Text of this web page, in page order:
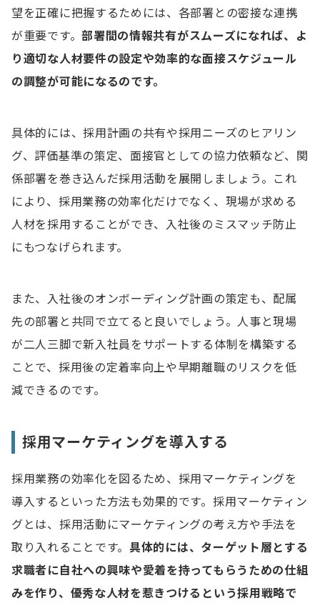
望を正確に把握するためには、各部署との密接な連携
が重要です。部署間の情報共有がスムーズになれば、よ
り適切な人材要件の設定や効率的な面接スケジュール
の調整が可能になるのです。
具体的には、採用計画の共有や採用ニーズのヒアリン
グ、評価基準の策定、面接官としての協力依頼など、関
係部署を巻き込んだ採用活動を展開しましょう。これ
により、採用業務の効率化だけでなく、現場が求める
人材を採用することができ、入社後のミスマッチ防止
にもつなげられます。
また、入社後のオンボーディング計画の策定も、配属
先の部署と共同で立てると良いでしょう。人事と現場
が二人三脚で新入社員をサポートする体制を構築する
ことで、採用後の定着率向上や早期離職のリスクを低
減できるのです。
採用マーケティングを導入する
採用業務の効率化を図るため、採用マーケティングを
導入するといった方法も効果的です。採用マーケティン
グとは、採用活動にマーケティングの考え方や手法を
取り入れることです。 具体的には、ターゲット層とする
求職者に自社への興味や愛着を持ってもらうための仕組
みを作り、優秀な人材を惹きつけるという採用戦略で